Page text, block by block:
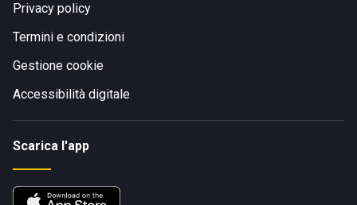
Privacy policy
Termini e condizioni
Gestione cookie
Accessibilità digitale
Scarica l'app